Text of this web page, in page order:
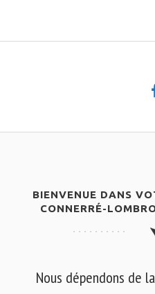
BIENVENUE DANS
CONNERRÉ-
Nous dépendons de